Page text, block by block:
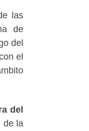
las
de
del
el
del
de la